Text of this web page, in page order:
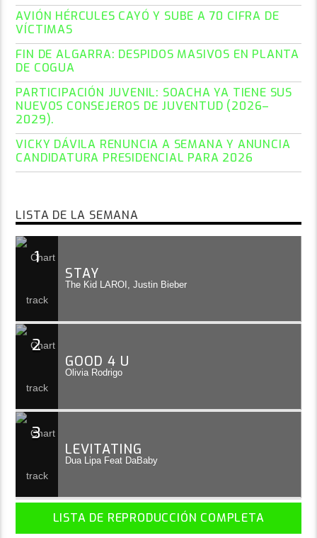
AVIÓN HÉRCULES CAYÓ Y SUBE A 70 CIFRA DE
VÍCTIMAS
FIN DE ALGARRA: DESPIDOS MASIVOS EN PLANTA
DE COGUA
PARTICIPACIÓN JUVENIL: SOACHA YA TIENE SUS
NUEVOS CONSEJEROS DE JUVENTUD (2026–
2029).
VICKY DÁVILA RENUNCIA A SEMANA Y ANUNCIA
CANDIDATURA PRESIDENCIAL PARA 2026
LISTA DE LA SEMANA
1
STAY
The Kid LAROI, Justin Bieber
2
GOOD 4 U
Olivia Rodrigo
3
LEVITATING
Dua Lipa Feat DaBaby
LISTA DE REPRODUCCIÓN COMPLETA